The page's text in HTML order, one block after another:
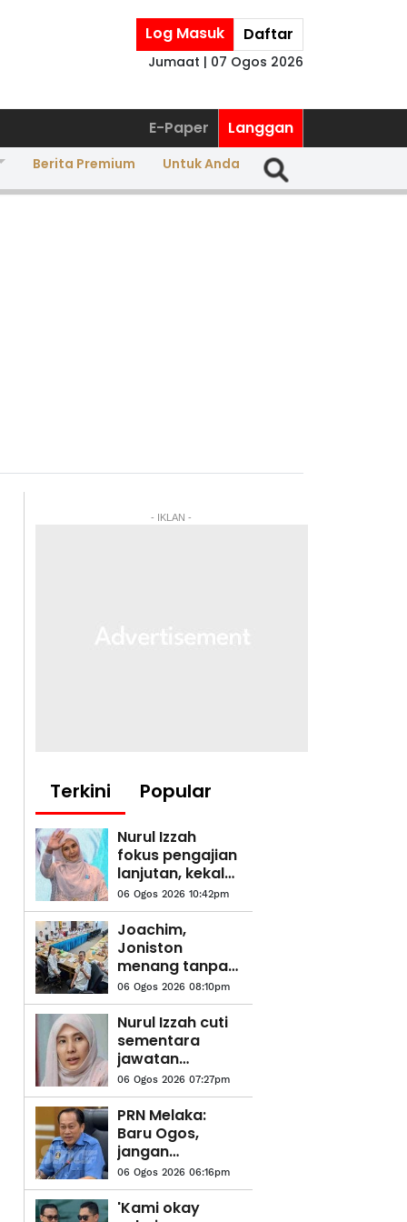
Log Masuk Daftar
Jumaat | 07 Ogos 2026
E-Paper Langgan
Berita Premium Untuk Anda
- IKLAN -
Terkini Popular
Nurul Izzah
fokus pengajian
lanjutan, kekal
sebagai
anggota PKR
06 Ogos 2026 10:42pm
Joachim,
Joniston
menang tanpa
bertanding
Presiden,
Timbalan
Presiden PBS
06 Ogos 2026 08:10pm
Nurul Izzah cuti
sementara
jawatan
Timbalan
Presiden PKR
06 Ogos 2026 07:27pm
PRN Melaka:
Baru Ogos,
jangan
bergaduh awal,
runding dulu -
Ahmad Maslan
06 Ogos 2026 06:16pm
'Kami okay